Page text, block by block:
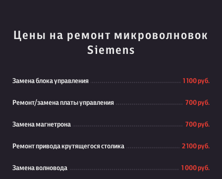
Цены на ремонт микроволновок
Siemens
Замена блока управления 1 100 руб.
Ремонт/замена платы управления 700 руб.
Замена магнетрона 700 руб.
Ремонт привода крутящегося столика 2 100 руб.
Замена волновода 1 000 руб.